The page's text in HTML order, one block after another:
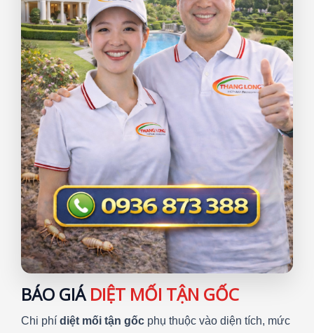
BÁO GIÁDIỆT MỐI TẬN GỐC
Chi phí diệt mối tận gốc phụ thuộc vào diện tích, mức